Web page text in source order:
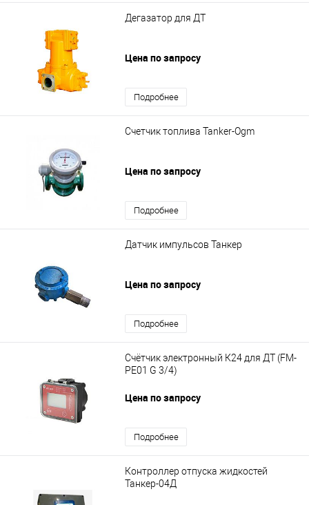
Дегазатор для ДТ
Цена по запросу
Подробнее
Счетчик топлива Tanker-Ogm
Цена по запросу
Подробнее
Датчик импульсов Танкер
Цена по запросу
Подробнее
Счётчик электронный К24 для ДТ (FM-
PE01 G 3/4)
Цена по запросу
Подробнее
Контроллер отпуска жидкостей
Танкер-04Д